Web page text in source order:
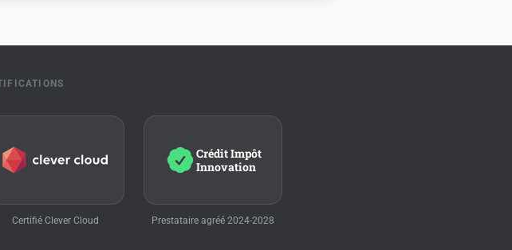
Certifié Clever Cloud
Crédit Impôt
Innovation
Prestataire agréé 2024-2028